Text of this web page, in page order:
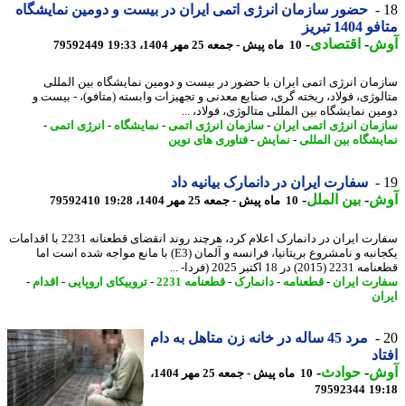
حضور سازمان انرژی اتمی ایران در بیست و دومین نمایشگاه
تبریز
-اقتصادی-10 ماه پیش - جمعه 25 مهر 1404، 19:33 79592449
انرژی اتمی ایران با حضور در بیست و دومین نمایشگاه بین المللی
فولاد، ریخته گری، صنایع معدنی و تجهیزات وابسته (متافو)، - بیست و
نمایشگاه بین المللی متالوژی، فولاد، ...
انرژی اتمی ایران - سازمان انرژی اتمی -نمایشگاه-انرژی اتمی -
بین المللی-نمایش-فناوری های نوین
سفارت ایران در دانمارک بیانیه داد
-بین الملل-10 ماه پیش - جمعه 25 مهر 1404، 19:28 79592410
سفارت ایران در دانمارک اعلام کرد، هرچند روند انقضای قطعنانه 2231 با اقدامات
یکجانبه و نامشروع بریتانیا، فرانسه و آلمان (E3) با مانع مواجه شده است اما
در 18 اکتبر 2025 (فردا- ...
ایران - قطعنامه-دانمارک- قطعنامه 2231 -تروییکای اروپایی-اقدام-
مرد 45 ساله در خانه زن متاهل به دام
-حوادث -
10 ماه پیش - جمعه 25 مهر 1404،
79592344